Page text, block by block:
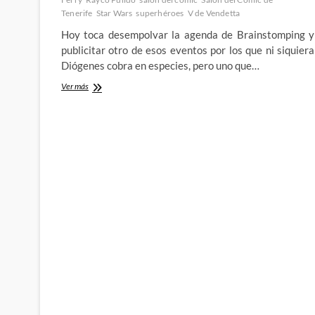
Tenerife Star Wars superhéroes V de Vendetta
Hoy toca desempolvar la agenda de Brainstomping y
publicitar otro de esos eventos por los que ni siquiera
Diógenes cobra en especies, pero uno que…
Ver másAgenda